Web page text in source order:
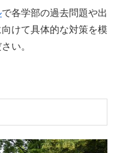
で各学部の過去問題や出
けて具体的な対策を模
い。